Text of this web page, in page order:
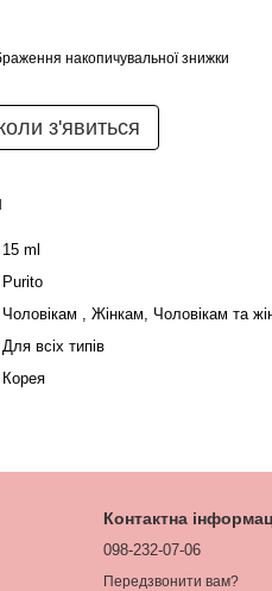
накопичувальної знижки
з'явиться
15 ml
Purito
Чоловікам , Жінкам, Чоловікам та
Для всіх типів
Корея
Контактна
098-232-07-06
Передзвонити вам?